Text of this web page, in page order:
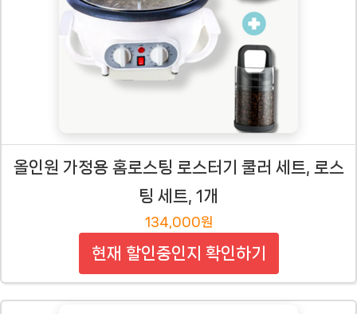
올인원 가정용 홈로스팅 로스터기 쿨러 세트, 로스
팅 세트, 1개
134,000원
현재 할인중인지 확인하기